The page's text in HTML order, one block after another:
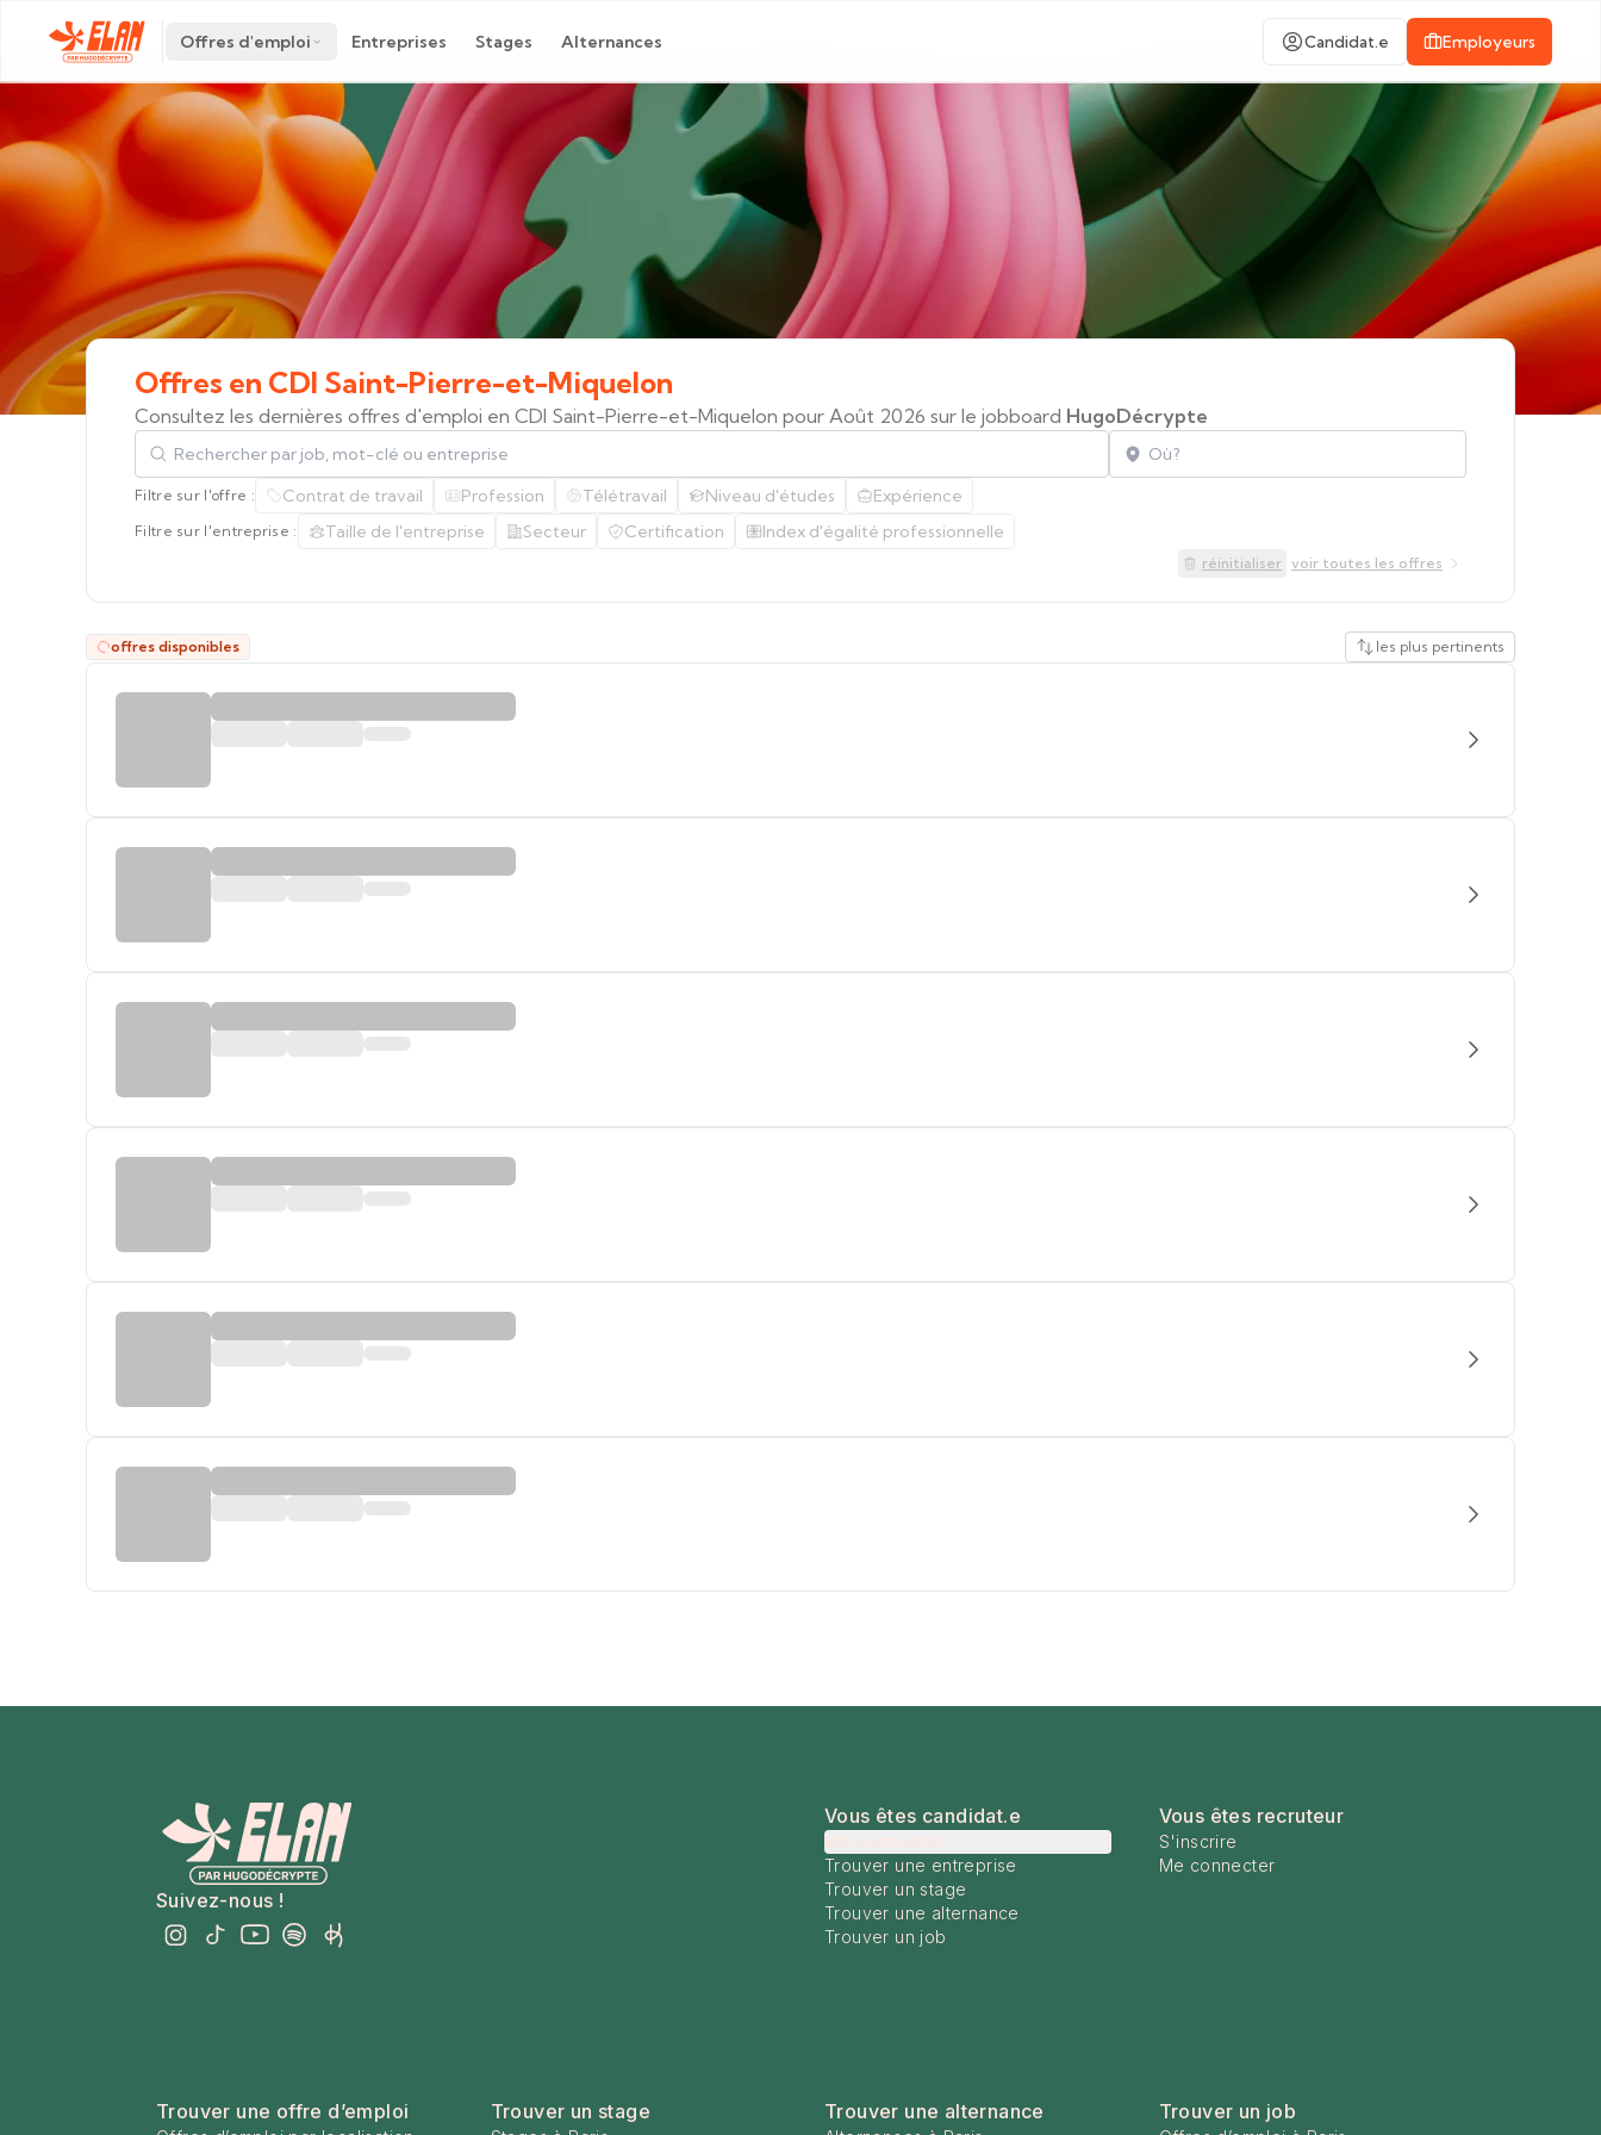
Offres d'emploi Entreprises Stages Alternances Candidat.e Employeurs
Offres en CDI Saint-Pierre-et-Miquelon
Consultez les dernières offres d'emploi en CDI Saint-Pierre-et-Miquelon pour Août 2026 sur le jobboard HugoDécrypte
Rechercher par job, mot-clé ou entreprise Localisation
Filtre sur l'offre : Contrat de travail Profession Télétravail Niveau d'études Expérience
Filtre sur l'entreprise : Taille de l'entreprise Secteur Certification Index d'égalité professionnelle
réinitialiser voir toutes les offres
offres disponibles les plus pertinents
Suivez-nous !
Vous êtes candidat.e
Trouver une entreprise
Trouver un stage
Trouver une alternance
Trouver un job
Vous êtes recruteur
S'inscrire
Me connecter
Trouver une offre d’emploi Trouver un stage Trouver une alternance Trouver un job